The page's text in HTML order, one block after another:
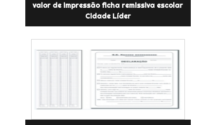
valor de impressão ficha remissiva escolar
Cidade Líder